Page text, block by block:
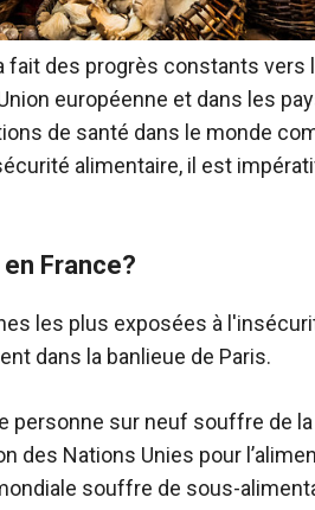
fait des progrès constants
européenne et dans les
de santé dans le monde
alimentaire, il est
France?
les plus exposées à
dans la banlieue de Paris.
personne sur neuf souffre de
des Nations Unies pour
souffre de sous-